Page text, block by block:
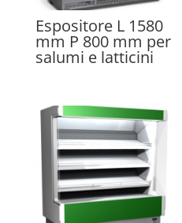
Espositore L 1580
mm P 800 mm per
salumi e latticini